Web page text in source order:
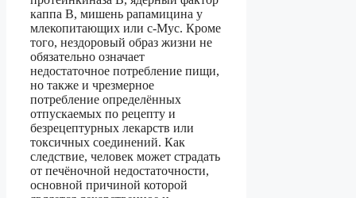
каппа В, мишень рапамицина у
млекопитающих или c-Myc. Кроме
того, нездоровый образ жизни не
обязательно означает
недостаточное потребление пищи,
но также и чрезмерное
потребление определённых
отпускаемых по рецепту и
безрецептурных лекарств или
токсичных соединений. Как
следствие, человек может страдать
от печёночной недостаточности,
основной причиной которой